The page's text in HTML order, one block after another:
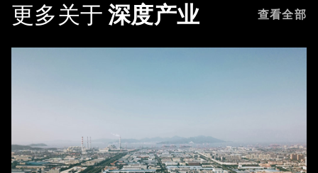
更多关于 深度产业 查看全部